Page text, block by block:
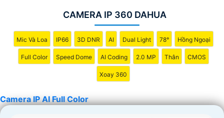
'
CAMERA IP 360 DAHUA
Mic Và Loa IP66 3D DNR AI Dual Light 78° Hồng Ngoại
Full Color Speed Dome AI Coding 2.0 MP Thân CMOS
Xoay 360
Camera IP AI Full Color